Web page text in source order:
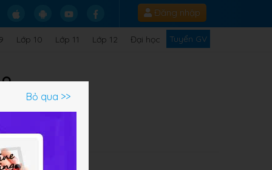
Đăng nhập
Lớp 10 Lớp 11 Lớp 12 Đại học Tuyển GV
Bỏ qua >>